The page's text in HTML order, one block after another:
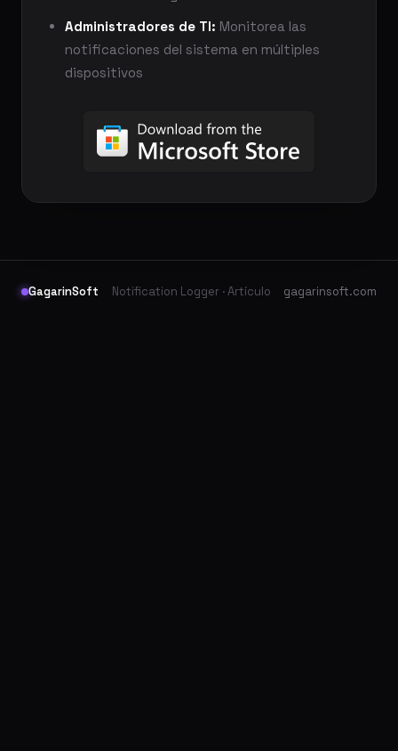
Administradores de TI: Monitorea las
notificaciones del sistema en múltiples
dispositivos
GagarinSoft Notification Logger · Artículo gagarinsoft.com